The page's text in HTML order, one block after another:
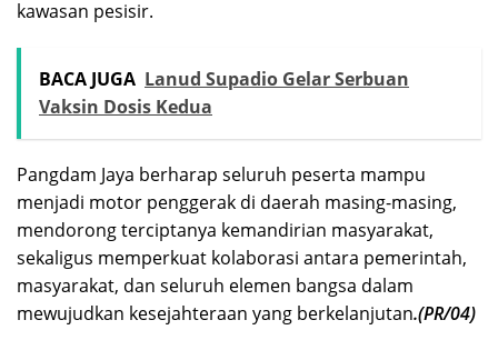
kawasan pesisir.
BACA JUGA Lanud Supadio Gelar Serbuan
Vaksin Dosis Kedua
Pangdam Jaya berharap seluruh peserta mampu
menjadi motor penggerak di daerah masing-masing,
mendorong terciptanya kemandirian masyarakat,
sekaligus memperkuat kolaborasi antara pemerintah,
masyarakat, dan seluruh elemen bangsa dalam
mewujudkan kesejahteraan yang berkelanjutan.(PR/04)